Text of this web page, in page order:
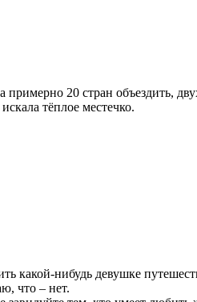
примерно 20 стран объездить,
тёплое местечко.
какой-нибудь девушке
что – нет.